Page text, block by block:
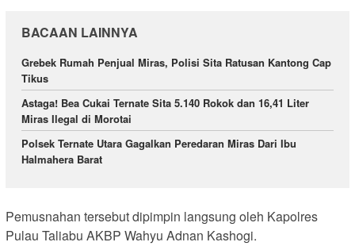
BACAAN LAINNYA
Grebek Rumah Penjual Miras, Polisi Sita Ratusan Kantong Cap
Tikus
Astaga! Bea Cukai Ternate Sita 5.140 Rokok dan 16,41 Liter
Miras Ilegal di Morotai
Polsek Ternate Utara Gagalkan Peredaran Miras Dari Ibu
Halmahera Barat
Pemusnahan tersebut dipimpin langsung oleh Kapolres
Pulau Taliabu AKBP Wahyu Adnan Kashogi.